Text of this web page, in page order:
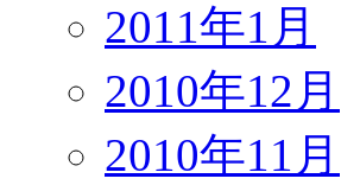
2011年1月
2010年12月
2010年11月